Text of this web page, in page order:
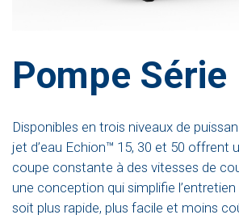
Pompe Série
Disponibles en trois niveaux de
jet d’eau Echion™ 15, 30 et 50 offrent
coupe constante à des vitesses de
une conception qui simplifie l’entretien
soit plus rapide, plus facile et moins